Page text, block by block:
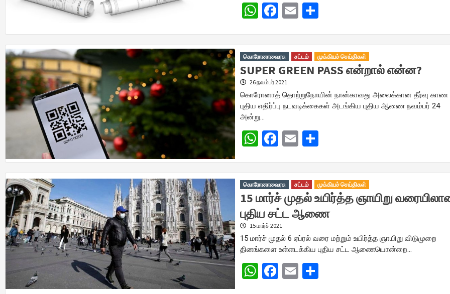
WhatsApp
Facebook
Email
கொரோனாவைரசு சட்டம் முக்கியச் செய்திகள்
SUPER GREEN PASS என்றால் என்ன?
26 நவம்பர் 2021
கொரோனாத் தொற்றுநோயின் நான்காவது அலைக்கான தீர்வு காண
புதிய எதிர்ப்பு நடவடிக்கைகள் அடங்கிய புதிய ஆணை நவம்பர் 24
அன்று…
WhatsApp
Facebook
Email
கொரோனாவைரசு சட்டம் முக்கியச் செய்திகள்
15 மார்ச் முதல் உயிர்த்த ஞாயிறு
புதிய சட்ட ஆணை
15 மார்ச் 2021
15 மார்ச் முதல் 6 ஏப்ரல் வரை மற்றும் உயிர்த்த ஞாயிறு விடுமுறை
தினங்களை உள்ளடக்கிய புதிய சட்ட ஆணையொன்றை…
WhatsApp
Facebook
Email